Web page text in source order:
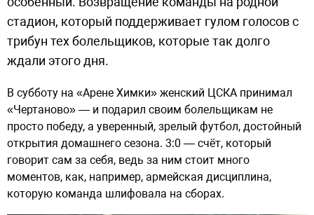
стадион, который поддерживает гулом голосов с
трибун тех болельщиков, которые так долго
ждали этого дня.
В субботу на «Арене Химки» женский ЦСКА принимал
«Чертаново» — и подарил своим болельщикам не
просто победу, а уверенный, зрелый футбол, достойный
открытия домашнего сезона. 3:0 — счёт, который
говорит сам за себя, ведь за ним стоит много
моментов, как, например, армейская дисциплина,
которую команда шлифовала на сборах.